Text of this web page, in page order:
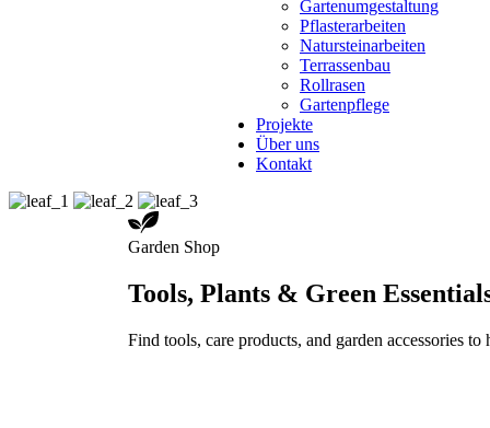
Gartenumgestaltung
Pflasterarbeiten
Natursteinarbeiten
Terrassenbau
Rollrasen
Gartenpflege
Projekte
Über uns
Kontakt
Garden Shop
Tools, Plants & Green
Find tools, care products, and garden accessories